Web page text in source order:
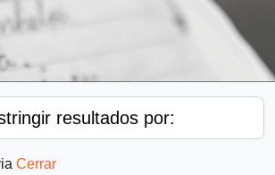
resultados por:
Cerrar